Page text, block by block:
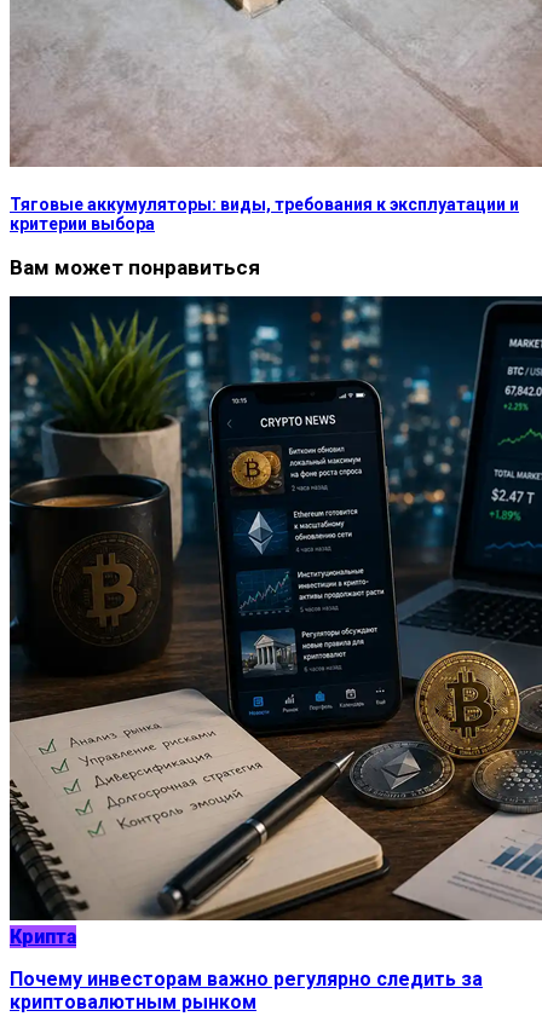
Тяговые аккумуляторы: виды, требования к эксплуатации и
критерии выбора
Вам может понравиться
Крипта
Почему инвесторам важно регулярно следить за
криптовалютным рынком